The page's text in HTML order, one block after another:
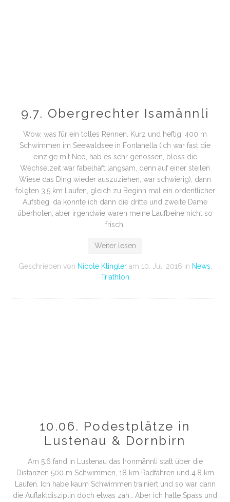
9.7. Obergrechter Isamännli
Wow, was für ein tolles Rennen. Kurz und heftig. 400 m
Schwimmen im Seewaldsee in Fontanella (ich war fast die
einzige mit Neo, hab es sehr genossen, bloss die
Wechselzeit war fabelhaft langsam, denn auf einer steilen
Wiese das Ding wieder auszuziehen, war schwierig), dann
folgten 3,5 km Laufen, gleich zu Beginn mal ein ordentlicher
Aufstieg, da konnte ich dann die dritte und zweite Dame
überholen, aber irgendwie waren meine Laufbeine nicht so
frisch.
Weiter lesen
Geschrieben von Nicole Klingleram 10. Juli 2016 in News
Triathlon
10.06. Podestplätze in
Lustenau & Dornbirn
Am 5.6 fand in Lustenau das Ironmännli statt über die
Distanzen 500 m Schwimmen, 18 km Radfahren und 4.8 km
Laufen. Ich habe kaum Schwimmen trainiert und so war dann
die Auftaktdisziplin doch etwas zäh… Aber ich hatte Spass und